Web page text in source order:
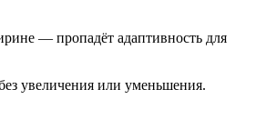
— пропадёт адаптивность для
увеличения или уменьшения.